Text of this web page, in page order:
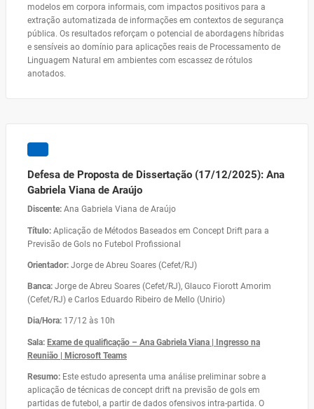
modelos em corpora informais, com impactos positivos para a
extração automatizada de informações em contextos de segurança
pública. Os resultados reforçam o potencial de abordagens híbridas
e sensíveis ao domínio para aplicações reais de Processamento de
Linguagem Natural em ambientes com escassez de rótulos
anotados.
Defesa de Proposta de Dissertação (17/12/2025): Ana
Gabriela Viana de Araújo
Discente: Ana Gabriela Viana de Araújo
Título: Aplicação de Métodos Baseados em Concept Drift para a
Previsão de Gols no Futebol Profissional
Orientador: Jorge de Abreu Soares (Cefet/RJ)
Banca: Jorge de Abreu Soares (Cefet/RJ), Glauco Fiorott Amorim
(Cefet/RJ) e Carlos Eduardo Ribeiro de Mello (Unirio)
Dia/Hora: 17/12 às 10h
Sala: Exame de qualificação – Ana Gabriela Viana | Ingresso na
Reunião | Microsoft Teams
Resumo: Este estudo apresenta uma análise preliminar sobre a
aplicação de técnicas de concept drift na previsão de gols em
partidas de futebol, a partir de dados ofensivos intra-partida. O